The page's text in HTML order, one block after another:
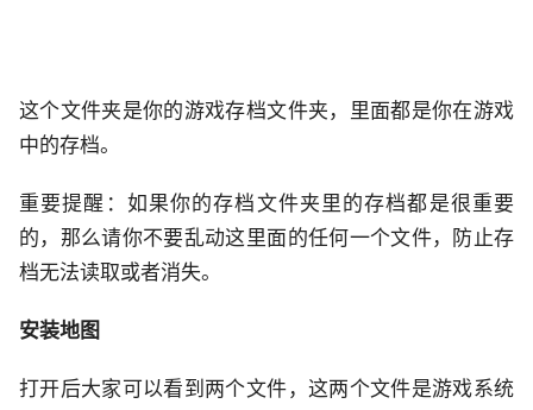
这个文件夹是你的游戏存档文件夹，里面都是你在游戏
中的存档。
重要提醒：如果你的存档文件夹里的存档都是很重要
的，那么请你不要乱动这里面的任何一个文件，防止存
档无法读取或者消失。
安装地图
打开后大家可以看到两个文件，这两个文件是游戏系统